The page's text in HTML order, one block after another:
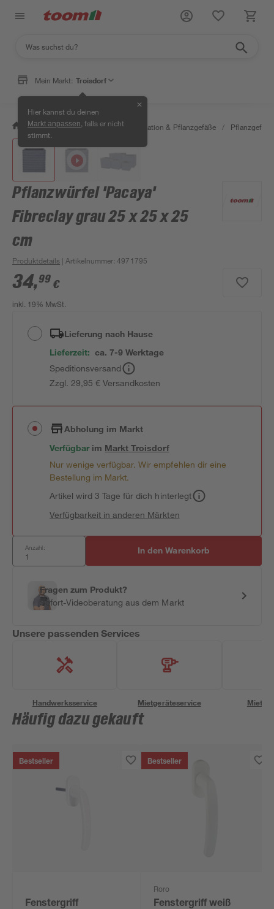
Mein Markt: Troisdorf
Hier kannst du deinen
Markt anpassen , falls er nicht
stimmt.
✕
/ Garten & Freizeit / Gartendekoration & Pflanzgefäße /
Pflanzwürfel 'Pacaya'
Fibreclay grau 25 x 25 x 25
cm
Produktdetails | Artikelnummer:4971795
34,99 €
inkl. 19% MwSt.
Lieferung nach Hause
Lieferzeit: ca. 7-9 Werktage
Speditionsversand
Zzgl. 29,95 € Versandkosten
Abholung im Markt
Verfügbar im MarktTroisdorf
Nur wenige verfügbar. Wir empfehlen dir eine
Bestellung im Markt.
Artikel wird 3 Tage für dich hinterlegt
Verfügbarkeit in anderen Märkten
Anzahl: In den Warenkorb
Fragen zum Produkt?
Sofort-Videoberatung aus dem Markt
Unsere passenden Services
Handwerksservice Mietgeräteservice
Häufig dazu gekauft
Bestseller
Fenstergriff
Bestseller
Roro
Fenstergriff weiß